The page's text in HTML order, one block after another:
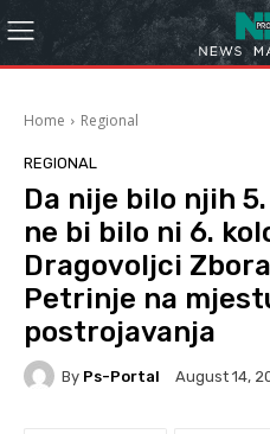
Home Regional
REGIONAL
Da nije bilo njih
ne bi bilo ni 6.
Dragovoljci
Petrinje na
postrojavanja
By Ps-Portal August 14,